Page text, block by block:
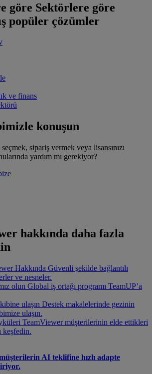
göre Sektörlere göre
popüler çözümler
ve finans
konuşun
sipariş vermek veya lisansınızı
yardım mı gerekiyor?
hakkında daha fazla
Hakkında Güvenli şekilde bağlantılı
ve nesneler.
olun Global iş ortağı programı TeamUP’a
ulaşın Destek makalelerinde gezinin
ulaşın.
TeamViewer müşterilerinin elde ettikleri
keşfedin.
AI teklifine hızlı adapte